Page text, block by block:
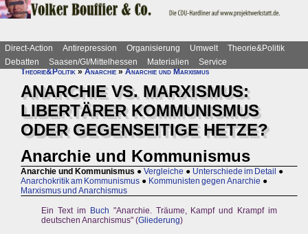
Direct-Action Antirepression Organisierung Umwelt
Theorie&Politik
Debatten
Saasen/GI/Mittelhessen Materialien
Service
Theorie&Politik»Anarchie»Anarchie und Marxismus
ANARCHIE VS. MARXISMUS:
LIBERTÄRER KOMMUNISMUS
ODER GEGENSEITIGE HETZE?
Anarchie und Kommunismus
Anarchie und Kommunismus ● Vergleiche ● Unterschiede im Detail ●
Anarchokritik am Kommunismus ● Kommunisten gegen Anarchie ●
Marxismus und Anarchismus
Ein Text im Buch "Anarchie. Träume, Kampf und Krampf im
deutschen Anarchismus" (Gliederung)